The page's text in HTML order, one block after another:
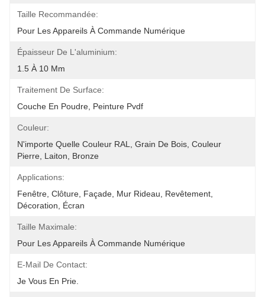
Taille Recommandée:
Pour Les Appareils À Commande Numérique
Épaisseur De L'aluminium:
1.5 À 10 Mm
Traitement De Surface:
Couche En Poudre, Peinture Pvdf
Couleur:
N'importe Quelle Couleur RAL, Grain De Bois, Couleur
Pierre, Laiton, Bronze
Applications:
Fenêtre, Clôture, Façade, Mur Rideau, Revêtement,
Décoration, Écran
Taille Maximale:
Pour Les Appareils À Commande Numérique
E-Mail De Contact:
Je Vous En Prie.